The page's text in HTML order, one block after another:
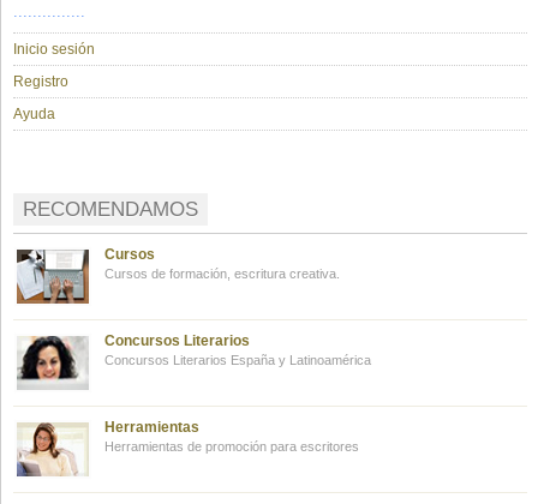
...............
Inicio sesión
Registro
Ayuda
RECOMENDAMOS
Cursos
Cursos de formación, escritura creativa.
Concursos Literarios
Concursos Literarios España y Latinoamérica
Herramientas
Herramientas de promoción para escritores